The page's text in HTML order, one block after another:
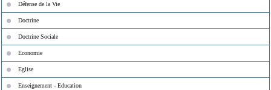
Défense de la Vie
Doctrine
Doctrine Sociale
Economie
Eglise
Enseignement - Education